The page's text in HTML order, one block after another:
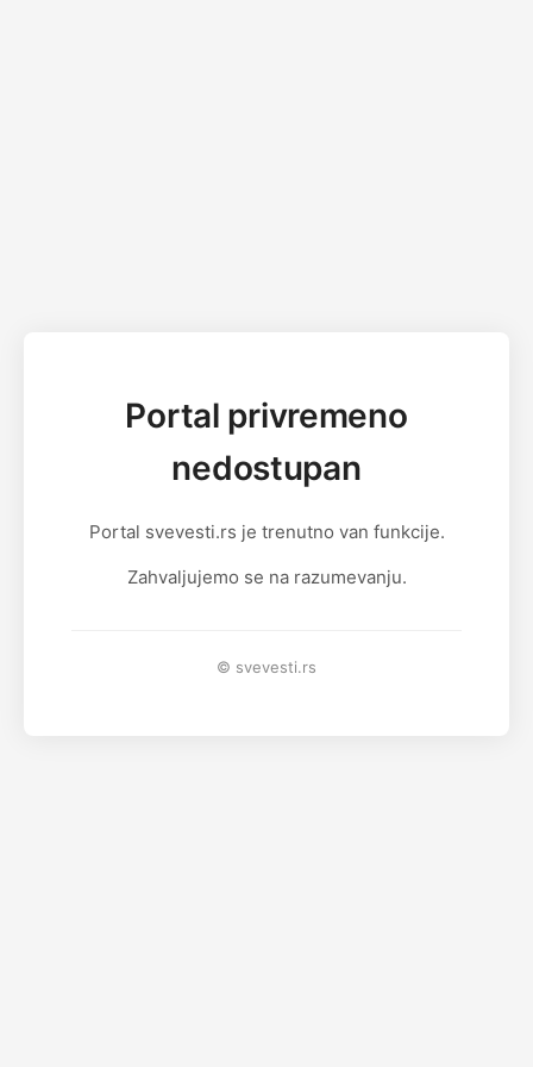
Portal privremeno
nedostupan
Portal svevesti.rs je trenutno van funkcije.
Zahvaljujemo se na razumevanju.
© svevesti.rs